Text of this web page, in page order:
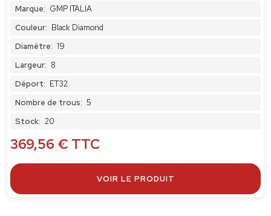
Marque: GMP ITALIA
Couleur: Black Diamond
Diamètre: 19
Largeur: 8
Déport: ET32
Nombre de trous: 5
Stock: 20
369,56 € TTC
VOIR LE PRODUIT